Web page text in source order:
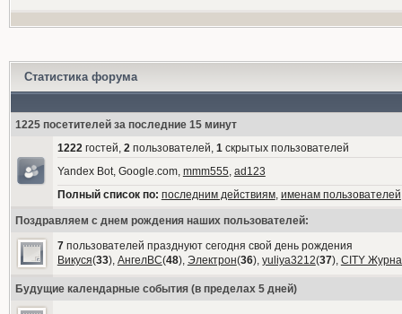
Статистика форума
1225 посетителей за последние 15 минут
1222гостей, 2пользователей, 1скрытых пользователей
Yandex Bot, Google.com, mmm555, ad123
Полный список по: последним действиям, именам пользователей
Поздравляем с днем рождения наших пользователей:
7пользователей празднуют сегодня свой день рождения
Викуся(33), АнгелВС(48), Электрон(36), yuliya3212(37), CITY
Будущие календарные события (в пределах 5 дней)